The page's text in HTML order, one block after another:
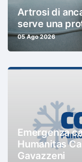
Artrosi di
serve una
05 Ago 2026
Emergenza
Humanitas
Gavazzeni